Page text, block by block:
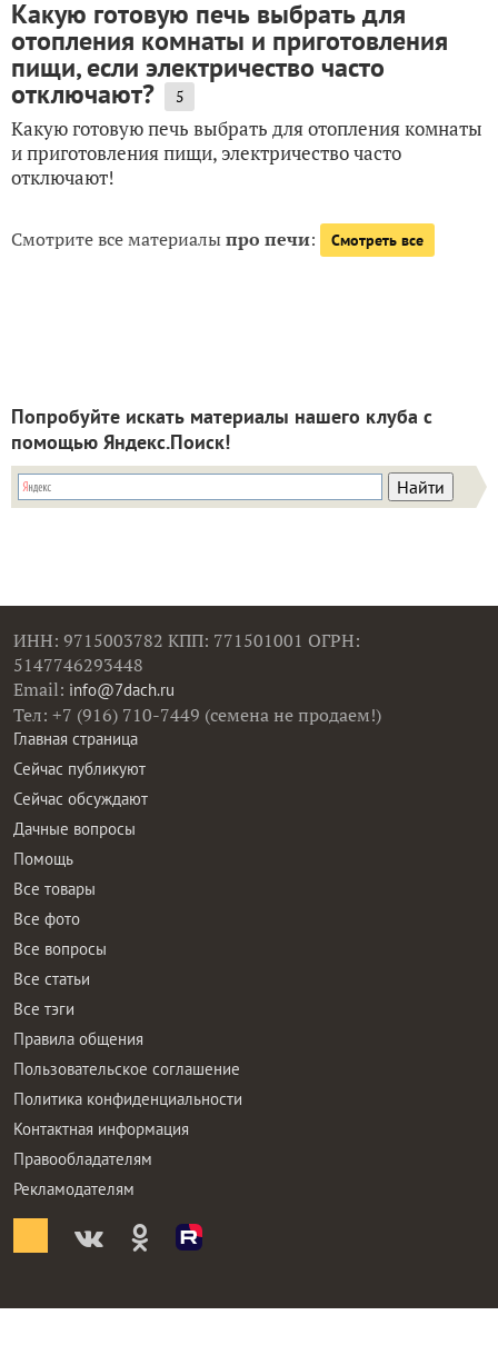
Какую готовую печь выбрать для
отопления комнаты и приготовления
пищи, если электричество часто
отключают? 5
Какую готовую печь выбрать для отопления комнаты
и приготовления пищи, электричество часто
отключают!
Смотрите все материалыпро печи: Смотреть все
Попробуйте искать материалы нашего клуба с
помощью Яндекс.Поиск!
ИНН: 9715003782 КПП: 771501001 ОГРН:
5147746293448
Email: info@7dach.ru
Тел: +7 (916) 710-7449 (семена не продаем!)
Главная страница
Сейчас публикуют
Сейчас обсуждают
Дачные вопросы
Помощь
Все товары
Все фото
Все вопросы
Все статьи
Все тэги
Правила общения
Пользовательское соглашение
Политика конфиденциальности
Контактная информация
Правообладателям
Рекламодателям